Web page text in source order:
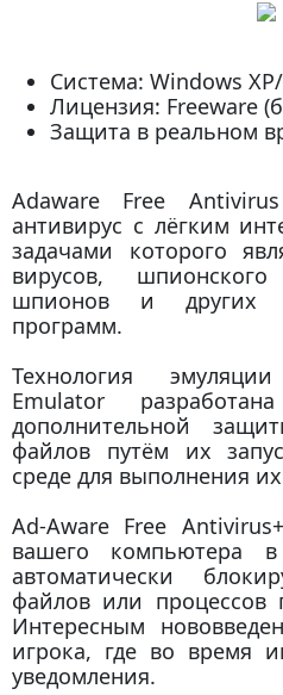
Система: Windows
Лицензия: Freeware
Защита в реальном
Adaware Free
антивирус с лёгким
задачами которого
вирусов,
шпионов и других
программ.
Технология
Emulator
дополнительной
файлов путём их
среде для выполнения
Ad-Aware Free
вашего компьютера
автоматически
файлов или
Интересным
игрока, где во время
уведомления.